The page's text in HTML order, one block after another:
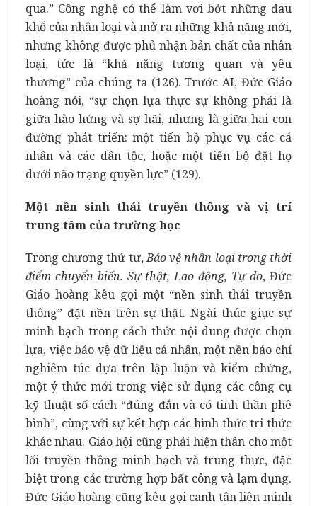
qua.” Công nghệ có thể làm vơi bớt những đau
khổ của nhân loại và mở ra những khả năng mới,
nhưng không được phủ nhận bản chất của nhân
loại, tức là “khả năng tương quan và yêu
thương” của chúng ta (126). Trước AI, Đức Giáo
hoàng nói, “sự chọn lựa thực sự không phải là
giữa hào hứng và sợ hãi, nhưng là giữa hai con
đường phát triển: một tiến bộ phục vụ các cá
nhân và các dân tộc, hoặc một tiến bộ đặt họ
dưới não trạng quyền lực” (129).
Một nền sinh thái truyền thông và vị trí
trung tâm của trường học
Trong chương thứ tư,Bảo vệ nhân loại trong thời
điểm chuyển biến. Sự thật, Lao động, Tự do, Đức
Giáo hoàng kêu gọi một “nền sinh thái truyền
thông” đặt nền trên sự thật. Ngài thúc giục sự
minh bạch trong cách thức nội dung được chọn
lựa, việc bảo vệ dữ liệu cá nhân, một nền báo chí
nghiêm túc dựa trên lập luận và kiểm chứng,
một ý thức mới trong việc sử dụng các công cụ
kỹ thuật số cách “đúng đắn và có tinh thần phê
bình”, cùng với sự kết hợp các hình thức tri thức
khác nhau. Giáo hội cũng phải hiện thân cho một
lối truyền thông minh bạch và trung thực, đặc
biệt trong các trường hợp bất công và lạm dụng.
Đức Giáo hoàng cũng kêu gọi canh tân liên minh